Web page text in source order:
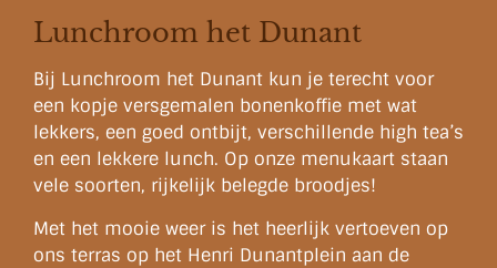
Lunchroom het Dunant
Bij Lunchroom het Dunant kun je terecht voor
een kopje versgemalen bonenkoffie met wat
lekkers, een goed ontbijt, verschillende high tea’s
en een lekkere lunch. Op onze menukaart staan
vele soorten, rijkelijk belegde broodjes!
Met het mooie weer is het heerlijk vertoeven op
ons terras op het Henri Dunantplein aan de